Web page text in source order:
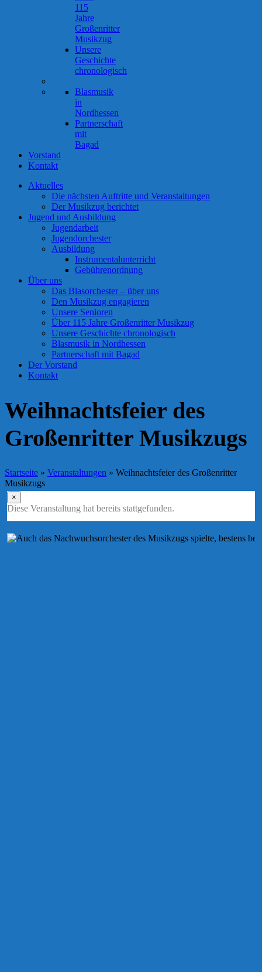
115
Jahre
Großenritter
Musikzug
Unsere
Geschichte
chronologisch
Blasmusik
in
Nordhessen
Partnerschaft
mit
Bagad
Vorstand
Kontakt
Aktuelles
Die nächsten Auftritte und Veranstaltungen
Der Musikzug berichtet
Jugend und Ausbildung
Jugendarbeit
Jugendorchester
Ausbildung
Instrumentalunterricht
Gebührenordnung
Über uns
Das Blasorchester – über uns
Den Musikzug engagieren
Unsere Senioren
Über 115 Jahre Großenritter Musikzug
Unsere Geschichte chronologisch
Blasmusik in Nordhessen
Partnerschaft mit Bagad
Der Vorstand
Kontakt
Weihnachtsfeier des
Großenritter Musikzugs
Startseite » Veranstaltungen » Weihnachtsfeier des Großenritter
Musikzugs
×
Diese Veranstaltung hat bereits stattgefunden.